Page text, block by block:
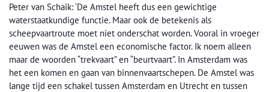
Peter van Schaik: ‘De Amstel heeft dus een gewichtige
waterstaatkundige functie. Maar ook de betekenis als
scheepvaartroute moet niet onderschat worden. Vooral in vroeger
eeuwen was de Amstel een economische factor. Ik noem alleen
maar de woorden “trekvaart” en “beurtvaart”. In Amsterdam was
het een komen en gaan van binnenvaartschepen. De Amstel was
lange tijd een schakel tussen Amsterdam en Utrecht en tussen